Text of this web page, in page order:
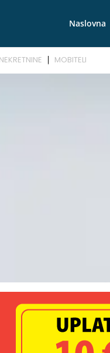
Naslovna